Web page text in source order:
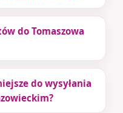
do Tomaszowa
do wysyłania